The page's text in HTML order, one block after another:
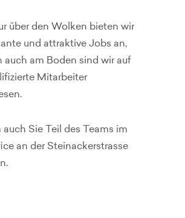
über den Wolken bieten wir
und attraktive Jobs an,
auch am Boden sind wir auf
Mitarbeiter
auch Sie Teil des Teams im
an der Steinackerstrasse